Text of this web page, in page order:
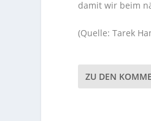
damit wir beim
(Quelle: Tarek
ZU DEN